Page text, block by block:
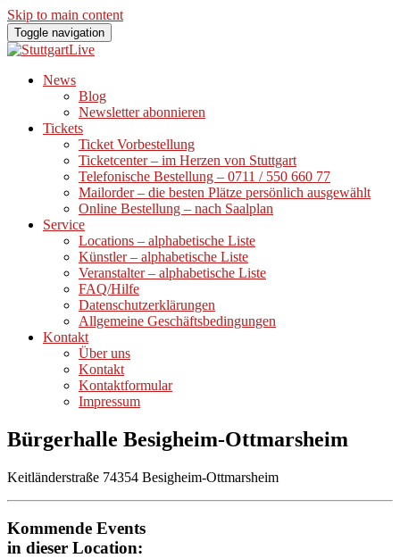
Skip to main content
Toggle navigation
News
Blog
Newsletter abonnieren
Tickets
Ticket Vorbestellung
Ticketcenter – im Herzen von Stuttgart
Telefonische Bestellung – 0711 / 550 660 77
Mailorder – die besten Plätze persönlich ausgewählt
Online Bestellung – nach Saalplan
Service
Locations – alphabetische Liste
Künstler – alphabetische Liste
Veranstalter – alphabetische Liste
FAQ/Hilfe
Datenschutzerklärungen
Allgemeine Geschäftsbedingungen
Kontakt
Über uns
Kontakt
Kontaktformular
Impressum
Bürgerhalle Besigheim-Ottmarsheim
Keitländerstraße 74354 Besigheim-Ottmarsheim
Kommende Events
in dieser Location: